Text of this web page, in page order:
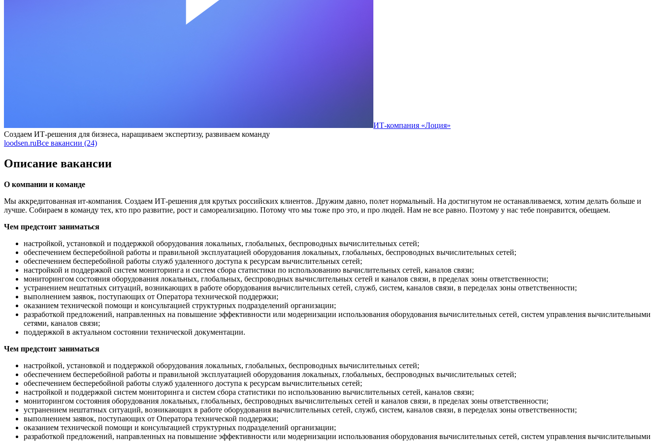
ИТ-компания «Лоция»
Создаем ИТ-решения для бизнеса, наращиваем экспертизу, развиваем команду
loodsen.ruВсе вакансии (24)
Описание вакансии
О компании и команде
Мы аккредитованная ит-компания. Создаем ИТ-решения для крутых российских клиентов. Дружим давно, полет нормальный. На достигнутом не останавливаемся, хотим делать больше и
лучше. Собираем в команду тех, кто про развитие, рост и самореализацию. Потому что мы тоже про это, и про людей. Нам не все равно. Поэтому у нас тебе понравится, обещаем.
Чем предстоит заниматься
настройкой, установкой и поддержкой оборудования локальных, глобальных, беспроводных вычислительных сетей;
обеспечением бесперебойной работы и правильной эксплуатацией оборудования локальных, глобальных, беспроводных вычислительных сетей;
обеспечением бесперебойной работы служб удаленного доступа к ресурсам вычислительных сетей;
настройкой и поддержкой систем мониторинга и систем сбора статистики по использованию вычислительных сетей, каналов связи;
мониторингом состояния оборудования локальных, глобальных, беспроводных вычислительных сетей и каналов связи, в пределах зоны ответственности;
устранением нештатных ситуаций, возникающих в работе оборудования вычислительных сетей, служб, систем, каналов связи, в переделах зоны ответственности;
выполнением заявок, поступающих от Оператора технической поддержки;
оказанием технической помощи и консультацией структурных подразделений организации;
разработкой предложений, направленных на повышение эффективности или модернизации использования оборудования вычислительных сетей, систем управления вычислительными
сетями, каналов связи;
поддержкой в актуальном состоянии технической документации.
Чем предстоит заниматься
настройкой, установкой и поддержкой оборудования локальных, глобальных, беспроводных вычислительных сетей;
обеспечением бесперебойной работы и правильной эксплуатацией оборудования локальных, глобальных, беспроводных вычислительных сетей;
обеспечением бесперебойной работы служб удаленного доступа к ресурсам вычислительных сетей;
настройкой и поддержкой систем мониторинга и систем сбора статистики по использованию вычислительных сетей, каналов связи;
мониторингом состояния оборудования локальных, глобальных, беспроводных вычислительных сетей и каналов связи, в пределах зоны ответственности;
устранением нештатных ситуаций, возникающих в работе оборудования вычислительных сетей, служб, систем, каналов связи, в переделах зоны ответственности;
выполнением заявок, поступающих от Оператора технической поддержки;
оказанием технической помощи и консультацией структурных подразделений организации;
разработкой предложений, направленных на повышение эффективности или модернизации использования оборудования вычислительных сетей, систем управления вычислительными